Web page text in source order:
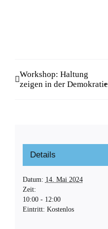
Workshop: Haltung
zeigen in der Demokratie
Details
Datum: 14. Mai 2024
Zeit:
10:00 - 12:00
Eintritt: Kostenlos